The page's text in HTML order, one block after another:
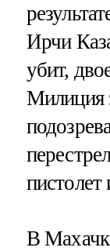
Ирчи
убит,
Милиция
пистолет
В